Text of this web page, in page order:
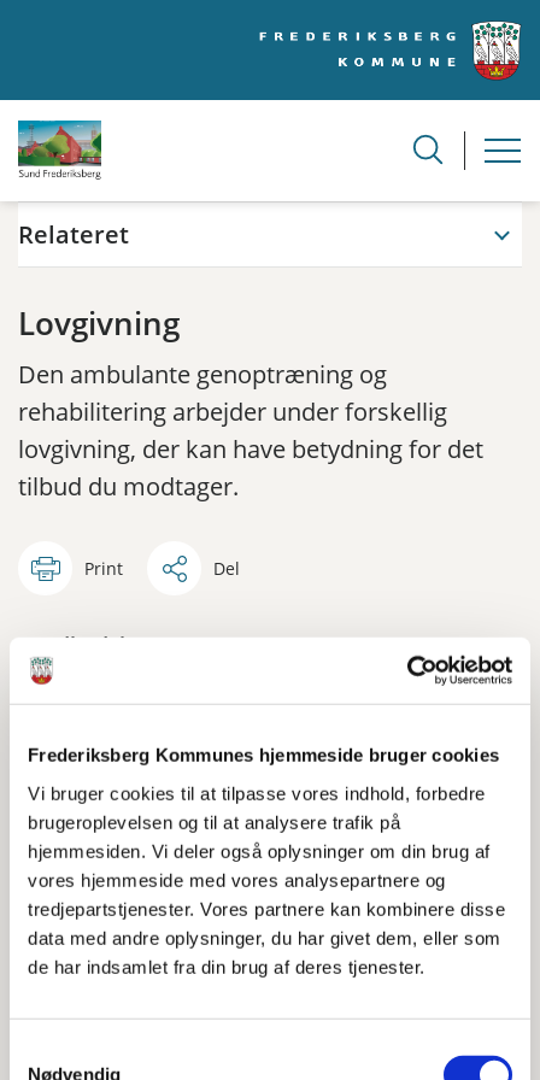
Frederiksberg Kommunes hjemmeside bruger cookies
Vi bruger cookies til at tilpasse vores indhold, forbedre
brugeroplevelsen og til at analysere trafik på
hjemmesiden. Vi deler også oplysninger om din brug af
vores hjemmeside med vores analysepartnere og
tredjepartstjenester. Vores partnere kan kombinere disse
data med andre oplysninger, du har givet dem, eller som
de har indsamlet fra din brug af deres tjenester.
Nødvendig
Relateret
Lovgivning
Den ambulante genoptræning og
rehabilitering arbejder under forskellig
lovgivning, der kan have betydning for det
tilbud du modtager.
Print Del
Sundhedsloven
Frederiksberg kommune har ifølge Sundhedsloven §
har modtaget en genoptræningsplan efter udskrivning
fra sygehuset.
På baggrund af det genoptræningsbehov, som er
beskrevet i genoptræningsplanen, tilbydes almen
genoptræning på basalt eller avanceret niveau.
Serviceloven
Frederiksberg kommune har ifølge Serviceloven ansvar
behandles i tilknytning til sygehusindlæggelse (§ 86.1)